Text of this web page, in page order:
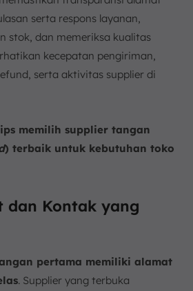
serta respons layanan,
stok, dan memeriksa kualitas
kecepatan pengiriman,
serta aktivitas supplier di
memilih supplier tangan
) terbaik untuk kebutuhan toko
dan Kontak yang
pertama memiliki alamat
. Supplier yang terbuka